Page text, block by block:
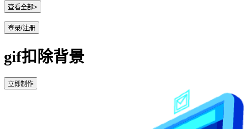
查看全部>
登录/注册
gif扣除背景
立即制作